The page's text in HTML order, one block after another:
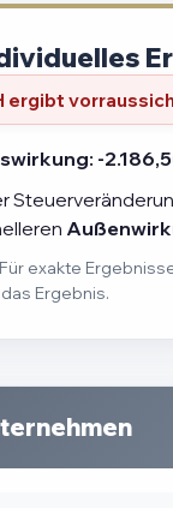
ergibt
-
exakte
Ergebnis.